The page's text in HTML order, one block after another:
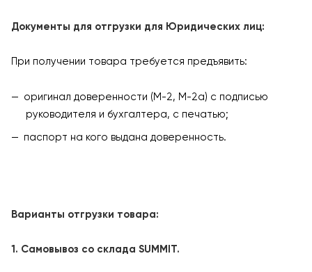
Документы для отгрузки для Юридических лиц:
При получении товара требуется предъявить:
оригинал доверенности (М-2, М-2а) с подписью
руководителя и бухгалтера, с печатью;
паспорт на кого выдана доверенность.
Варианты отгрузки товара:
1. Самовывоз со склада SUMMIT.